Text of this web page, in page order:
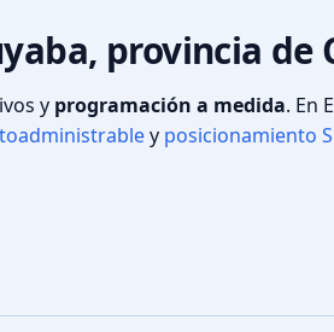
provincia de
y programación a medida. En
y posicionamiento